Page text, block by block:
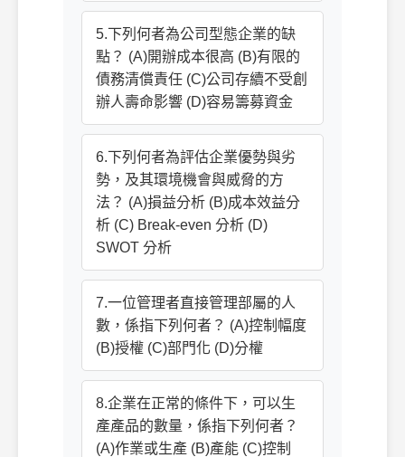
5.下列何者為公司型態企業的缺
點？ (A)開辦成本很高 (B)有限的
債務清償責任 (C)公司存續不受創
辦人壽命影響 (D)容易籌募資金
6.下列何者為評估企業優勢與劣
勢，及其環境機會與威脅的方
法？ (A)損益分析 (B)成本效益分
析 (C) Break-even 分析 (D)
SWOT 分析
7.一位管理者直接管理部屬的人
數，係指下列何者？ (A)控制幅度
(B)授權 (C)部門化 (D)分權
8.企業在正常的條件下，可以生
產產品的數量，係指下列何者？
(A)作業或生產 (B)產能 (C)控制